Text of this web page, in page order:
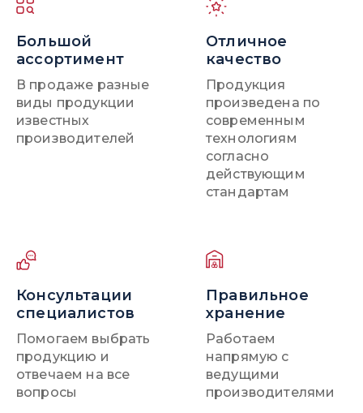
Большой
ассортимент
В продаже разные
виды продукции
известных
производителей
Отличное
качество
Продукция
произведена по
современным
технологиям
согласно
действующим
стандартам
Консультации
специалистов
Помогаем выбрать
продукцию и
отвечаем на все
вопросы
Правильное
хранение
Работаем
напрямую с
ведущими
производителями